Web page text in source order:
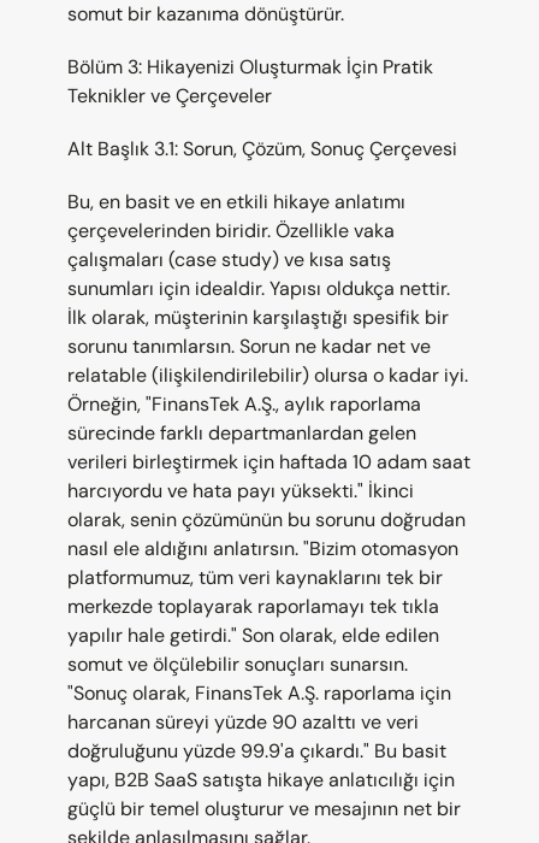
somut bir kazanıma dönüştürür.
Bölüm 3: Hikayenizi Oluşturmak İçin Pratik
Teknikler ve Çerçeveler
Alt Başlık 3.1: Sorun, Çözüm, Sonuç Çerçevesi
Bu, en basit ve en etkili hikaye anlatımı
çerçevelerinden biridir. Özellikle vaka
çalışmaları (case study) ve kısa satış
sunumları için idealdir. Yapısı oldukça nettir.
İlk olarak, müşterinin karşılaştığı spesifik bir
sorunu tanımlarsın. Sorun ne kadar net ve
relatable (ilişkilendirilebilir) olursa o kadar iyi.
Örneğin, "FinansTek A.Ş., aylık raporlama
sürecinde farklı departmanlardan gelen
verileri birleştirmek için haftada 10 adam saat
harcıyordu ve hata payı yüksekti." İkinci
olarak, senin çözümünün bu sorunu doğrudan
nasıl ele aldığını anlatırsın. "Bizim otomasyon
platformumuz, tüm veri kaynaklarını tek bir
merkezde toplayarak raporlamayı tek tıkla
yapılır hale getirdi." Son olarak, elde edilen
somut ve ölçülebilir sonuçları sunarsın.
"Sonuç olarak, FinansTek A.Ş. raporlama için
harcanan süreyi yüzde 90 azalttı ve veri
doğruluğunu yüzde 99.9'a çıkardı." Bu basit
yapı, B2B SaaS satışta hikaye anlatıcılığı için
güçlü bir temel oluşturur ve mesajının net bir
şekilde anlaşılmasını sağlar.